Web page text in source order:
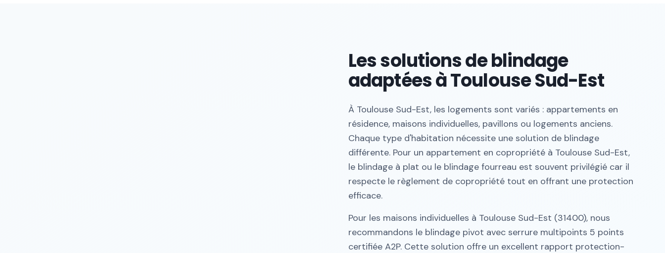
Les solutions de blindage
adaptées à Toulouse Sud-Est
À Toulouse Sud-Est, les logements sont variés : appartements en
résidence, maisons individuelles, pavillons ou logements anciens.
Chaque type d'habitation nécessite une solution de blindage
différente. Pour un appartement en copropriété à Toulouse Sud-Est,
le blindage à plat ou le blindage fourreau est souvent privilégié car il
respecte le règlement de copropriété tout en offrant une protection
efficace.
Pour les maisons individuelles à Toulouse Sud-Est (31400), nous
recommandons le blindage pivot avec serrure multipoints 5 points
certifiée A2P. Cette solution offre un excellent rapport protection-